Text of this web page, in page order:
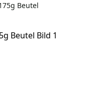
Beutel